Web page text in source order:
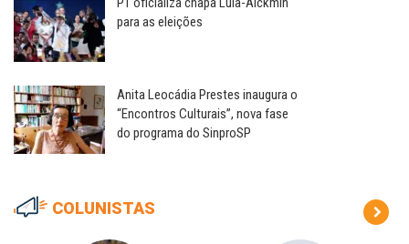
para as eleições
Anita Leocádia Prestes inaugura o
“Encontros Culturais”, nova fase
do programa do SinproSP
COLUNISTAS